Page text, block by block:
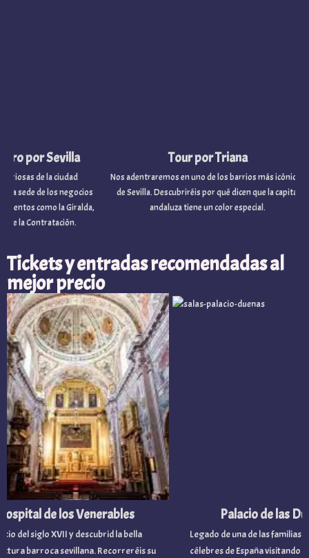
Tour por Triana
Nos adentraremos en uno de los barrios más icónicos
de Sevilla. Descubriréis por qué dicen que la capital
andaluza tiene un color especial.
por Sevilla
de la ciudad
de los negocios
como la Giralda,
la Contratación.
Tickets y entradas recomendadas al
mejor precio
Palacio de las
Legado de una de las familias
célebres de España visitando el
de los Venerables
del siglo XVII y descubrid la bella
barroca sevillana. Recorreréis su